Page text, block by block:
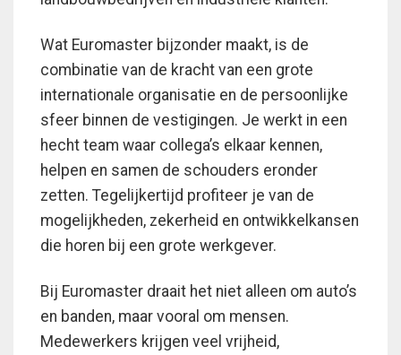
Wat Euromaster bijzonder maakt, is de
combinatie van de kracht van een grote
internationale organisatie en de persoonlijke
sfeer binnen de vestigingen. Je werkt in een
hecht team waar collega’s elkaar kennen,
helpen en samen de schouders eronder
zetten. Tegelijkertijd profiteer je van de
mogelijkheden, zekerheid en ontwikkelkansen
die horen bij een grote werkgever.
Bij Euromaster draait het niet alleen om auto’s
en banden, maar vooral om mensen.
Medewerkers krijgen veel vrijheid,